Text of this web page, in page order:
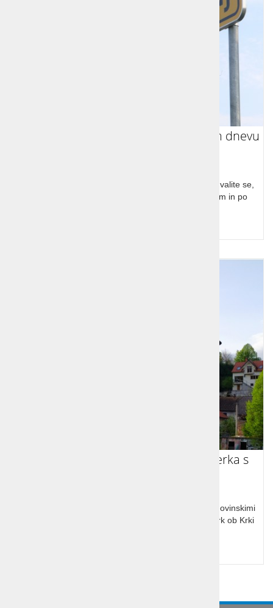
S kolesom od Dunaja do Rima v enem dnevu
Postavite si izziv ali ga nastavite svojim bližnjim. Pohvalite se,
da ste v nekaj urah z Dunja do Rima in to s kolesom in po
Iz Ljubljane preko Krke do Žužemberka s
Razgibano kolesarjenje po asfaltnih poteh med zgodovinskimi
in filmskimi točkami do mogočnega gradu Žužemberk ob Krki